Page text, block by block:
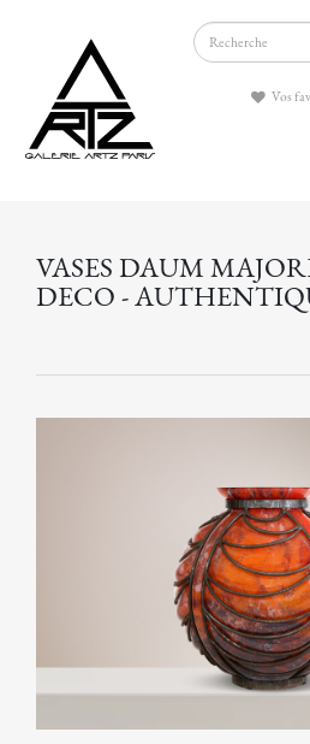
Vos
VASES DAUM
DECO -